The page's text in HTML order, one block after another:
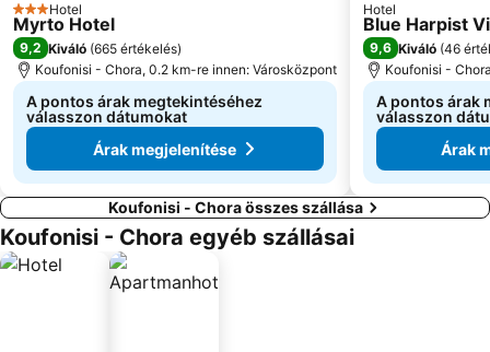
3 Kategória
Hotel
Myrto Hotel
9,2 Kiváló (665 értékelés)
Koufonisi - Chora, 0.2 km-re innen: Városközpont
A pontos árak megtekintéséhez
válasszon dátumokat
Árak megjelenítése
Hotel
Blue Harpist
9,6 Kiváló (46
Koufonisi -
A pontos árak
válasszon
Árak
Koufonisi - Chora összes szállása
Koufonisi - Chora egyéb szállásai